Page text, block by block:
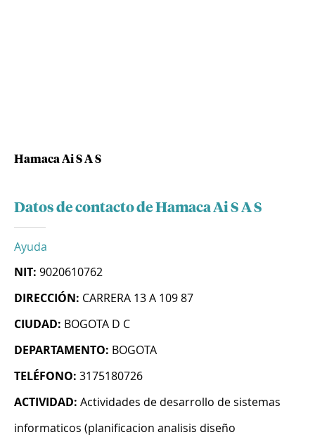
Hamaca Ai S A S
Datos de contacto de Hamaca Ai S A S
Ayuda
NIT: 9020610762
DIRECCIÓN: CARRERA 13 A 109 87
CIUDAD: BOGOTA D C
DEPARTAMENTO: BOGOTA
TELÉFONO: 3175180726
ACTIVIDAD: Actividades de desarrollo de sistemas
informaticos (planificacion analisis diseño